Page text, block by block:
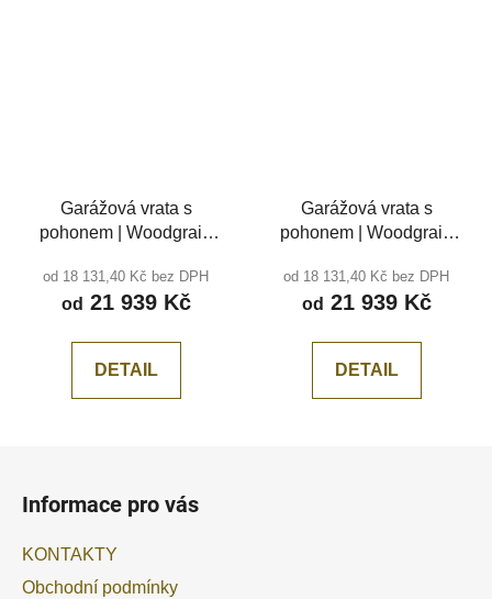
Garážová vrata s
pohonem | Woodgrain
středová drážka
od 18 131,40 Kč bez DPH
od 21 939 Kč
DETAIL
Garážová vrata s
pohonem | Woodgrain
drážka
od 18 131,40 Kč bez DPH
od 21 939 Kč
DETAIL
Informace pro vás
KONTAKTY
Obchodní podmínky